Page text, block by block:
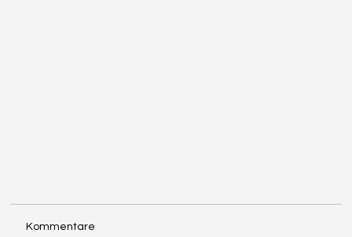
Kommentare